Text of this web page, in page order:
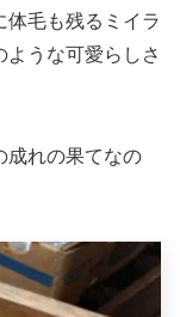
体毛も残るミイラ
うな可愛らしさ
成れの果てなの